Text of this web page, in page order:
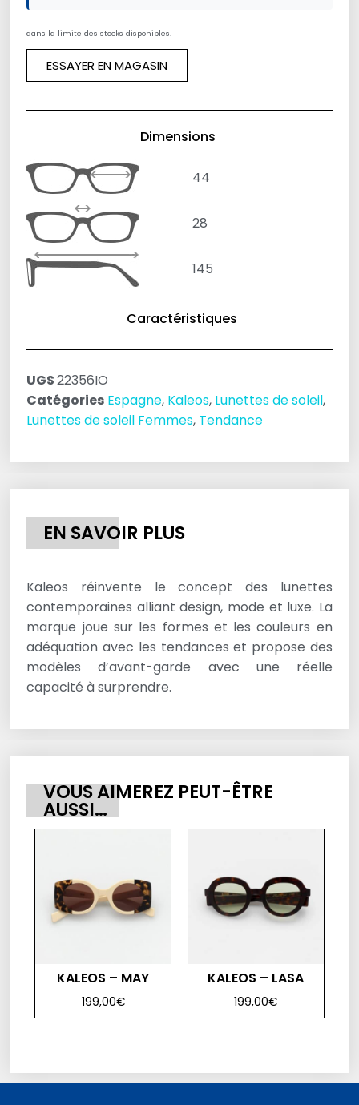
dans la limite des stocks disponibles.
ESSAYER EN MAGASIN
Dimensions
44
28
145
Caractéristiques
UGS22356IO
Catégories Espagne, Kaleos, Lunettes de soleil,
Lunettes de soleil Femmes, Tendance
EN SAVOIR PLUS
Kaleos réinvente le concept des lunettes
contemporaines alliant design, mode et luxe. La
marque joue sur les formes et les couleurs en
adéquation avec les tendances et propose des
modèles d’avant-garde avec une réelle
capacité à surprendre.
VOUS AIMEREZ PEUT-ÊTRE
AUSSI…
KALEOS – MAY
199,00€
KALEOS – LASA
199,00€